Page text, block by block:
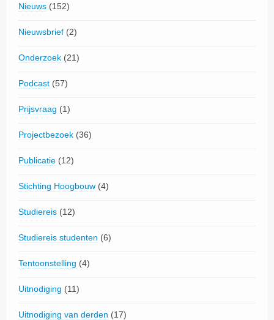
Nieuws (152)
Nieuwsbrief (2)
Onderzoek (21)
Podcast (57)
Prijsvraag (1)
Projectbezoek (36)
Publicatie (12)
Stichting Hoogbouw (4)
Studiereis (12)
Studiereis studenten (6)
Tentoonstelling (4)
Uitnodiging (11)
Uitnodiging van derden (17)